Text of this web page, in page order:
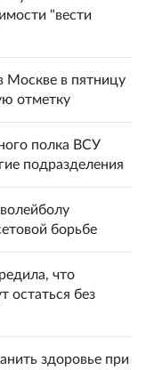
"вести
Москве в пятницу
отметку
полка ВСУ
подразделения
борьбе
что
остаться без
здоровье при